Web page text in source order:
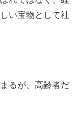
い宝物として社
るが、高齢者だ